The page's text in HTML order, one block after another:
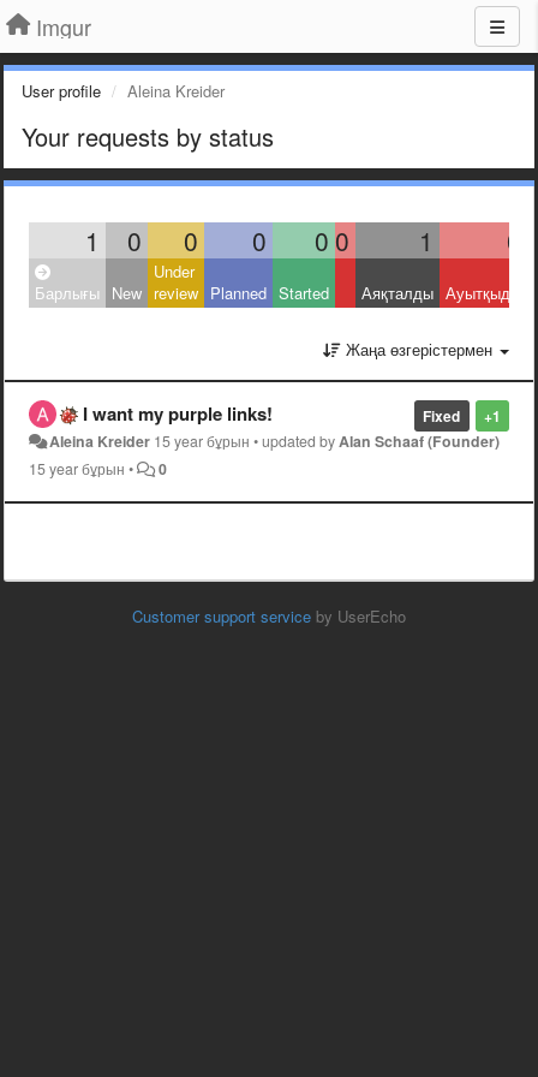
Imgur
User profile Aleina Kreider
Your requests by status
1 0 0 0 0 0 1 0
Барлығы New
Under
review Planned Started Аяқталды Ауытқыды
Жаңа өзгерістермен
+1
Fixed
I want my purple links!
Aleina Kreider 15 year бұрын •updated byAlan Schaaf (Founder)
15 year бұрын • 0
Customer support service by UserEcho